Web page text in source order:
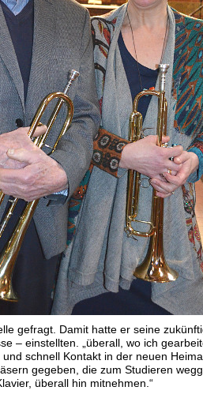
gefragt. Damit hatte er seine
– einstellten. „überall, wo ich
schnell Kontakt in der neuen
gegeben, die zum Studieren
überall hin mitnehmen.“